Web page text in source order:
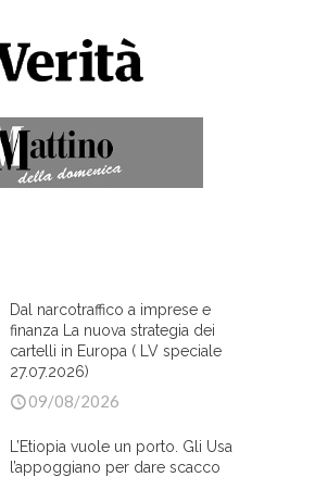
Dal narcotraffico a imprese e
finanza La nuova strategia dei
cartelli in Europa ( LV speciale
27.07.2026)
09/08/2026
L’Etiopia vuole un porto. Gli Usa
l’appoggiano per dare scacco